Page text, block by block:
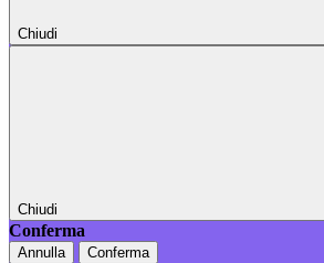
Chiudi
Chiudi
Conferma
Annulla Conferma